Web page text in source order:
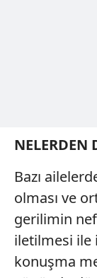
NELERDEN
Bazı
olması ve
gerilimin
iletilmesi ile
konuşma